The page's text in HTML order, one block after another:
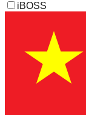
iBOSS